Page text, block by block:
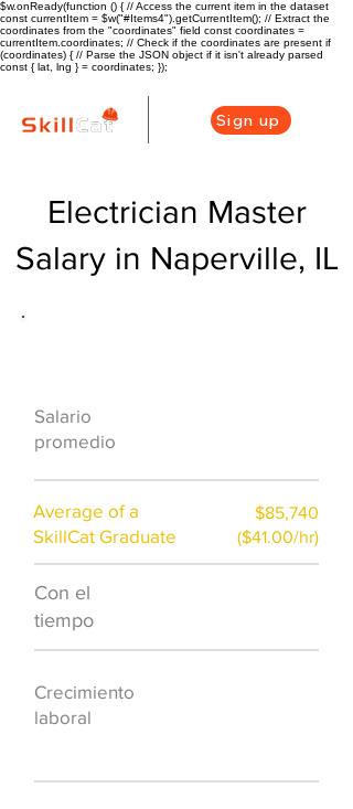
$w.onReady(function () { // Access the current item in the dataset
const currentItem = $w("#Items4").getCurrentItem(); // Extract the
coordinates from the "coordinates" field const coordinates =
currentItem.coordinates; // Check if the coordinates are present if
(coordinates) { // Parse the JSON object if it isn't already parsed
const { lat, lng } = coordinates; });
Sign up
Electrician Master
Salary in Naperville, IL
Salario
promedio
Average of a
SkillCat Graduate
$85,740
($41.00/hr)
Con el
tiempo
Crecimiento
laboral